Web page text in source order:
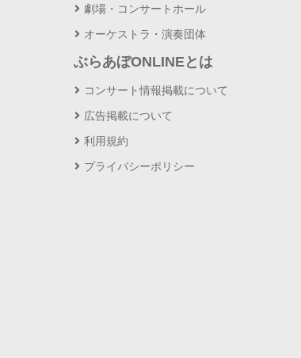
劇場・コンサートホール
オーケストラ・演奏団体
ぶらあぼONLINEとは
コンサート情報掲載について
広告掲載について
利用規約
プライバシーポリシー